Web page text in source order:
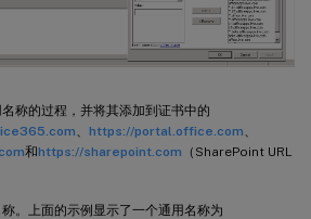
称的过程，并将其添加到证书中的
、 https://portal.office.com、
和https://sharepoint.com （SharePoint URL
。上面的示例显示了一个通用名称为